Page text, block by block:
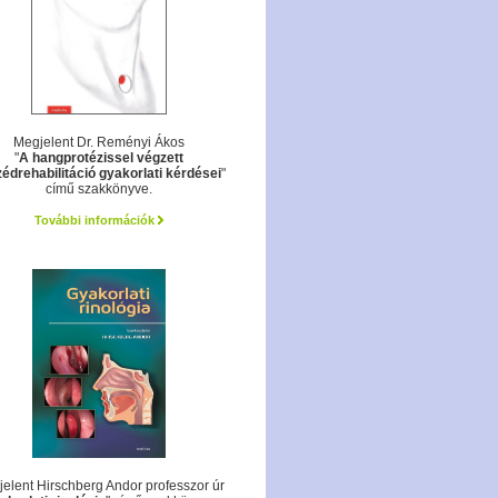
Megjelent Dr. Reményi Ákos
"A hangprotézissel végzett
gyakorlati kérdései"
című szakkönyve.
További információk
Hirschberg Andor professzor úr